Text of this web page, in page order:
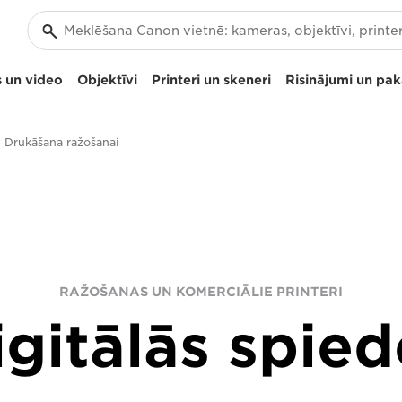
un video Objektīvi Printeri un skeneri Risinājumi un
Drukāšana ražošanai
RAŽOŠANAS UN KOMERCIĀLIE PRINTERI